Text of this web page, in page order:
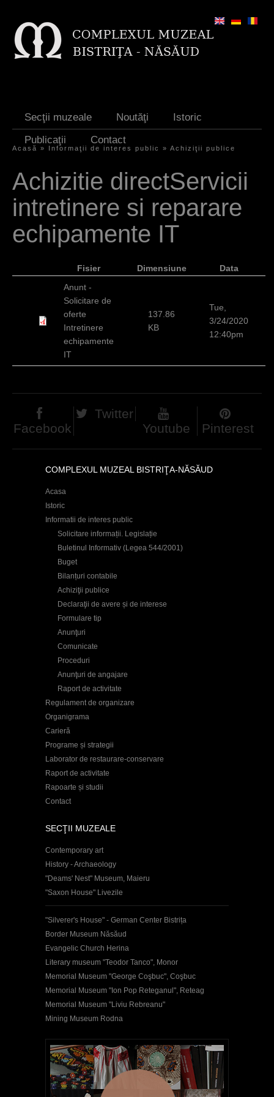
Secţii muzeale Noutăţi
Istoric
Publicaţii
Contact
o
u
a
r
Acasă » Informaţii de interes public » Achiziţii publice
Achizitie directServicii
intretinere si reparare
echipamente IT
Fisier Dimensiune
Data
Anunt -
Solicitare de
oferte
Intretinere
echipamente
IT
137.86
KB
Tue,
3/24/2020
12:40pm
Facebook
Twitter
Youtube
Pinterest
COMPLEXUL MUZEAL BISTRIŢA-NĂSĂUD
Acasa
Istoric
Informatii de interes public
Solicitare informații. Legislație
Buletinul Informativ (Legea 544/2001)
Buget
Bilanțuri contabile
Achiziţii publice
Declaraţii de avere și de interese
Formulare tip
Anunţuri
Comunicate
Proceduri
Anunţuri de angajare
Raport de activitate
Regulament de organizare
Organigrama
Carieră
Programe și strategii
Laborator de restaurare-conservare
Raport de activitate
Rapoarte și studii
Contact
SECŢII MUZEALE
Contemporary art
History - Archaeology
"Deams' Nest" Museum, Maieru
"Saxon House" Livezile
"Silverer's House" - German Center Bistrița
Border Museum Năsăud
Evangelic Church Herina
Literary museum "Teodor Tanco", Monor
Memorial Museum "George Coşbuc", Coşbuc
Memorial Museum "Ion Pop Reteganul", Reteag
Memorial Museum "Liviu Rebreanu"
Mining Museum Rodna